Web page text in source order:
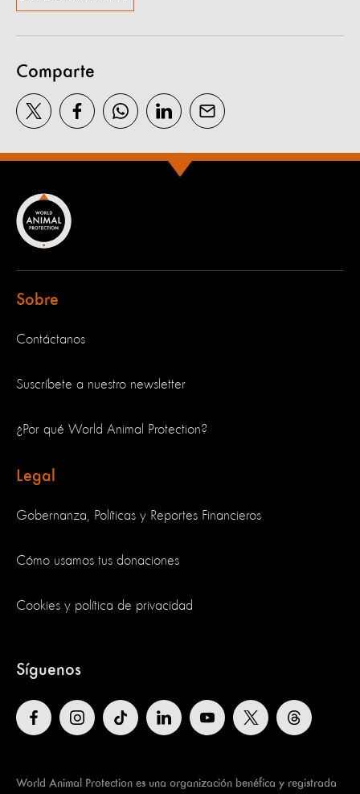
Comparte
Sobre
Contáctanos
Suscríbete a nuestro newsletter
¿Por qué World Animal Protection?
Legal
Gobernanza, Políticas y Reportes Financieros
Cómo usamos tus donaciones
Cookies y política de privacidad
Síguenos
World Animal Protection es una organización benéfica y registrada